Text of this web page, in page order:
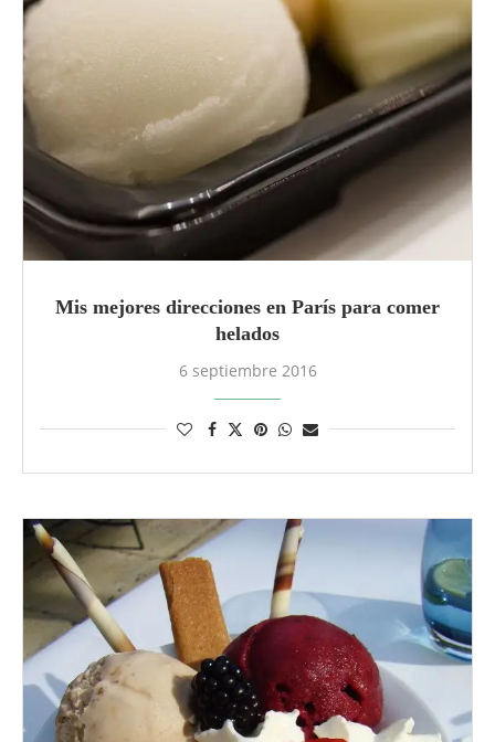
Mis mejores direcciones en París para comer
helados
6 septiembre 2016